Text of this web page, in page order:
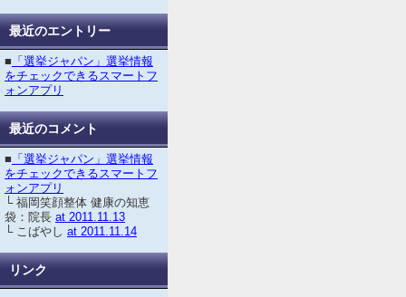
最近のエントリー
■ 「選挙ジャパン」選挙情報
をチェックできるスマートフ
ォンアプリ
最近のコメント
■ 「選挙ジャパン」選挙情報
をチェックできるスマートフ
ォンアプリ
└ 福岡笑顔整体 健康の知恵
袋：院長 at 2011.11.13
└ こばやし at 2011.11.14
リンク